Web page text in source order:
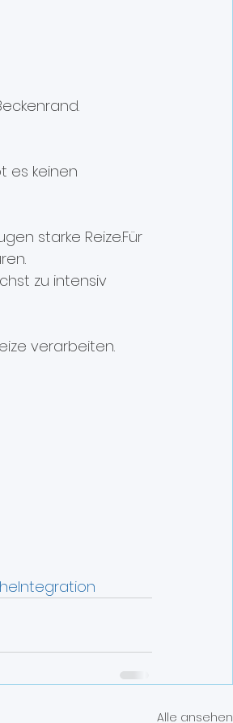
es keinen
starke Reize.Für
zu intensiv
verarbeiten.
Alle ansehen